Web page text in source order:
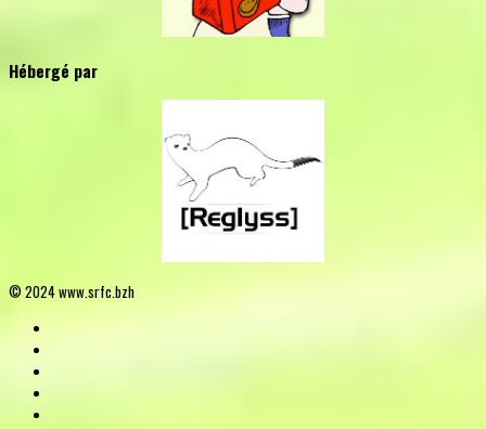
Hébergé par
© 2024 www.srfc.bzh